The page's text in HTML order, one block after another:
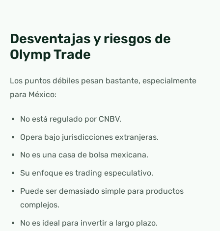
Desventajas y riesgos de
Olymp Trade
Los puntos débiles pesan bastante, especialmente
para México:
No está regulado por CNBV.
Opera bajo jurisdicciones extranjeras.
No es una casa de bolsa mexicana.
Su enfoque es trading especulativo.
Puede ser demasiado simple para productos
complejos.
No es ideal para invertir a largo plazo.